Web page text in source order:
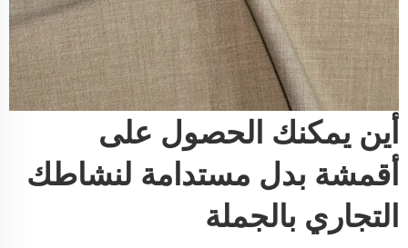
أين يمكنك الحصول على
أقمشة بدل مستدامة لنشاطك
التجاري بالجملة